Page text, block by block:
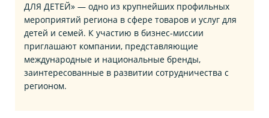
ДЛЯ ДЕТЕЙ» — одно из крупнейших профильных
мероприятий региона в сфере товаров и услуг для
детей и семей. К участию в бизнес‑миссии
приглашают компании, представляющие
международные и национальные бренды,
заинтересованные в развитии сотрудничества с
регионом.